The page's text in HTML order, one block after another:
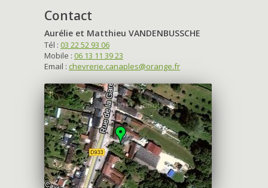
Contact
Aurélie et Matthieu VANDENBUSSCHE
Tél : 03 22 52 93 06
Mobile : 06 13 11 39 23
Email : chevrerie.canaples@orange.fr